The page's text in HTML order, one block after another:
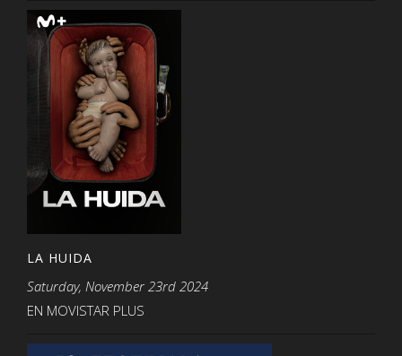
LA HUIDA
Saturday, November 23rd 2024
EN MOVISTAR PLUS